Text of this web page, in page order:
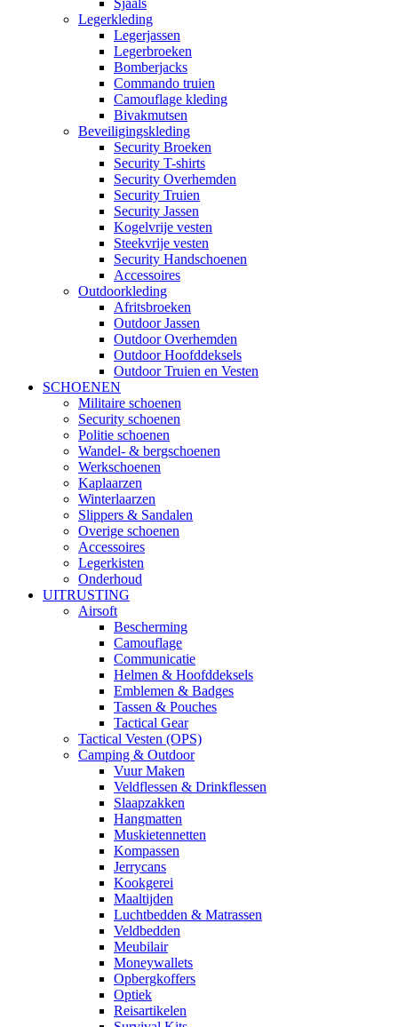
Legerkleding
Legerjassen
Legerbroeken
Bomberjacks
Commando truien
Camouflage kleding
Bivakmutsen
Beveiligingskleding
Security Broeken
Security T-shirts
Security Overhemden
Security Truien
Security Jassen
Kogelvrije vesten
Steekvrije vesten
Security Handschoenen
Accessoires
Outdoorkleding
Afritsbroeken
Outdoor Jassen
Outdoor Overhemden
Outdoor Hoofddeksels
Outdoor Truien en Vesten
SCHOENEN
Militaire schoenen
Security schoenen
Politie schoenen
Wandel- & bergschoenen
Werkschoenen
Kaplaarzen
Winterlaarzen
Slippers & Sandalen
Overige schoenen
Accessoires
Legerkisten
Onderhoud
UITRUSTING
Airsoft
Bescherming
Camouflage
Communicatie
Helmen & Hoofddeksels
Emblemen & Badges
Tassen & Pouches
Tactical Gear
Tactical Vesten (OPS)
Camping & Outdoor
Vuur Maken
Veldflessen & Drinkflessen
Slaapzakken
Hangmatten
Muskietennetten
Kompassen
Jerrycans
Kookgerei
Maaltijden
Luchtbedden & Matrassen
Veldbedden
Meubilair
Moneywallets
Opbergkoffers
Optiek
Reisartikelen